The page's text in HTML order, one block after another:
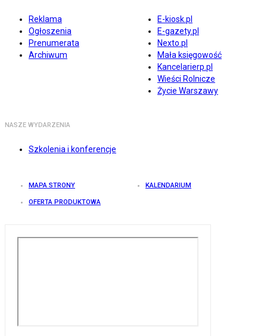
Reklama
Ogłoszenia
Prenumerata
Archiwum
E-kiosk.pl
E-gazety.pl
Nexto.pl
Mała księgowość
Kancelarierp.pl
Wieści Rolnicze
Życie Warszawy
NASZE WYDARZENIA
Szkolenia i konferencje
MAPA STRONY KALENDARIUM
OFERTA PRODUKTOWA